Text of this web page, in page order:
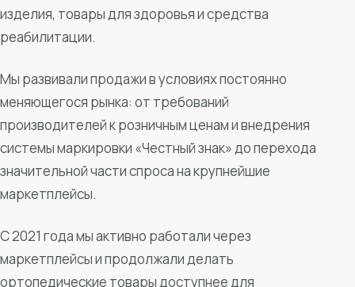
изделия, товары для здоровья и средства
реабилитации.
Мы развивали продажи в условиях постоянно
меняющегося рынка: от требований
производителей к розничным ценам и внедрения
системы маркировки «Честный знак» до перехода
значительной части спроса на крупнейшие
маркетплейсы.
С 2021 года мы активно работали через
маркетплейсы и продолжали делать
ортопедические товары доступнее для